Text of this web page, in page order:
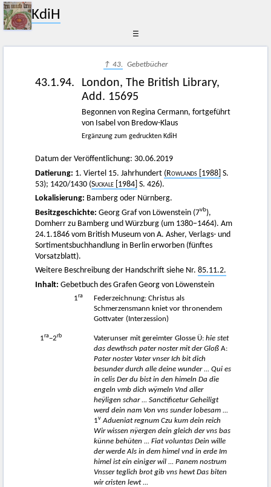
KdiH
☰
↑ 43. Gebetbücher
43.1.94.
London, The British Library,
Add. 15695
Begonnen von Regina Cermann, fortgeführt
von Isabel von Bredow-Klaus
Ergänzung zum gedruckten KdiH
Datum der Veröffentlichung: 30.06.2019
Datierung: 1. Viertel 15. Jahrhundert (Rowlands [1988] S.
53); 1420/1430 (Suckale [1984] S. 426).
Lokalisierung: Bamberg oder Nürnberg.
Besitzgeschichte: Georg Graf von Löwenstein (7vb),
Domherr zu Bamberg und Würzburg (um 1380−1464). Am
24.1.1846 vom British Museum von A. Asher, Verlags- und
Sortimentsbuchhandlung in Berlin erworben (fünftes
Vorsatzblatt).
Weitere Beschreibung der Handschrift siehe Nr. 85.11.2.
Inhalt: Gebetbuch des Grafen Georg von Löwenstein
1ra
Federzeichnung: Christus als
Schmerzensmann kniet vor thronendem
Gottvater (Interzession)
1ra−2rb Vaterunser mit gereimter Glosse Ü: hie stet
das dewthsch pater noster mit der Gloß A:
Pater noster Vater vnser Ich bit dich
besunder durch alle deine wunder ... Qui es
in celis Der du bist in den himeln Da die
engeln vmb dich wÿmeln Vnd aller
heÿligen schar ... Sanctificetur Geheiligt
werd dein nam Von vns sunder lobesam ...
1v Adueniat regnum Czu kum dein reich
Wir wissen nÿergen dein gleich der vns bas
künne behüten ... Fiat voluntas Dein wille
der werde Als in dem himel vnd in erde Im
himel ist ein einiger wil ... Panem nostrum
Vnsser teglich brot gib vns hewt Das biten
wir cristen lewt ...